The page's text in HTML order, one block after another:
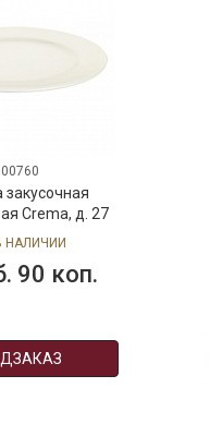
закусочная
Crema, д. 27
см
НАЛИЧИИ
90 коп.